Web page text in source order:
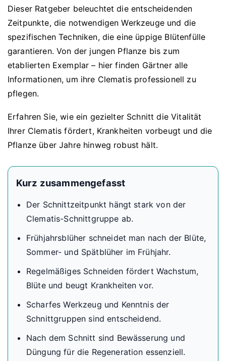
Dieser Ratgeber beleuchtet die entscheidenden
Zeitpunkte, die notwendigen Werkzeuge und die
spezifischen Techniken, die eine üppige Blütenfülle
garantieren. Von der jungen Pflanze bis zum
etablierten Exemplar – hier finden Gärtner alle
Informationen, um ihre Clematis professionell zu
pflegen.
Erfahren Sie, wie ein gezielter Schnitt die Vitalität
Ihrer Clematis fördert, Krankheiten vorbeugt und die
Pflanze über Jahre hinweg robust hält.
Kurz zusammengefasst
Der Schnittzeitpunkt hängt stark von der
Clematis-Schnittgruppe ab.
Frühjahrsblüher schneidet man nach der Blüte,
Sommer- und Spätblüher im Frühjahr.
Regelmäßiges Schneiden fördert Wachstum,
Blüte und beugt Krankheiten vor.
Scharfes Werkzeug und Kenntnis der
Schnittgruppen sind entscheidend.
Nach dem Schnitt sind Bewässerung und
Düngung für die Regeneration essenziell.